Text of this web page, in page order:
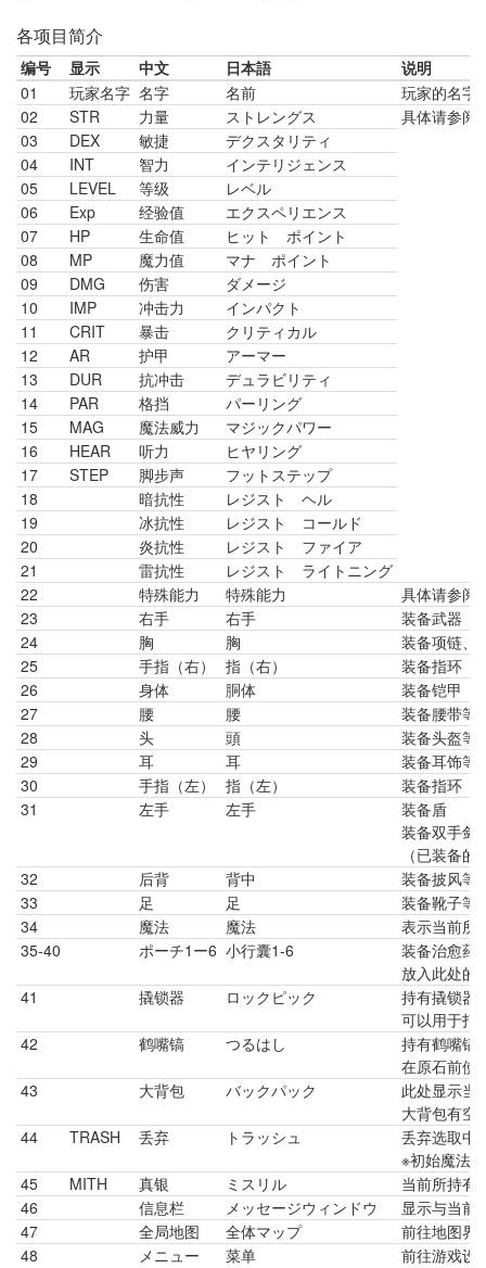
各项目简介
编号 显示 中文 日本語
说明
01
玩家名字 名字 名前
玩家的名字
02
STR 力量 ストレングス 具体请参阅
03
DEX 敏捷
デクスタリティ
04
INT 智力
インテリジェンス
05
LEVEL 等级
レベル
06
Exp 经验值
エクスペリエンス
07
HP 生命值
ヒット ポイント
08
MP 魔力值
マナ ポイント
09
DMG 伤害
ダメージ
10
IMP 冲击力
インパクト
11
CRIT 暴击
クリティカル
12
AR 护甲
アーマー
13
DUR 抗冲击
デュラビリティ
14
PAR 格挡
パーリング
15
MAG 魔法威力
マジックパワー
16
HEAR 听力
ヒヤリング
17
STEP 脚步声
フットステップ
18
暗抗性
レジスト ヘル
19
冰抗性
レジスト コールド
20
炎抗性
レジスト ファイア
21
雷抗性
レジスト ライトニング
22
特殊能力 特殊能力 具体请参阅
23
右手 右手
装备武器
24
胸 胸
装备项链、
25
手指（右） 指（右）
装备指环
26
身体 胴体
装备铠甲
27
腰 腰
装备腰带等
28
头 頭
装备头盔等
29
耳 耳
装备耳饰等
30
手指（左） 指（左）
装备指环
31
左手 左手
装备盾
装备双手剑
（已装备
32
后背 背中
装备披风等
33
足 足
装备靴子等
34
魔法 魔法
表示当前所
35-40
ポーチ1ー6 小行囊1-6
装备治愈药
放入此处的
41
撬锁器 ロックピック
持有撬锁器
可以用于打
42
鹤嘴镐 つるはし
持有鹤嘴镐
在原石前使
43
大背包 バックパック
此处显示当
大背包有空
44
TRASH 丢弃 トラッシュ
丢弃选取中
※初始魔法
45
MITH 真银 ミスリル
当前所持有
46
信息栏 メッセージウィンドウ
显示与当前
47
全局地图 全体マップ
前往地图界
48
メニュー 菜单 前往游戏设